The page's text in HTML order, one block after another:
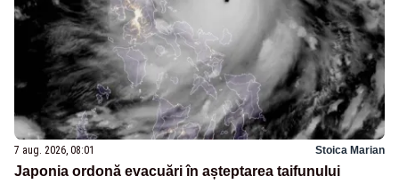
7 aug. 2026, 08:01 Stoica Marian
Japonia ordonă evacuări în așteptarea taifunului